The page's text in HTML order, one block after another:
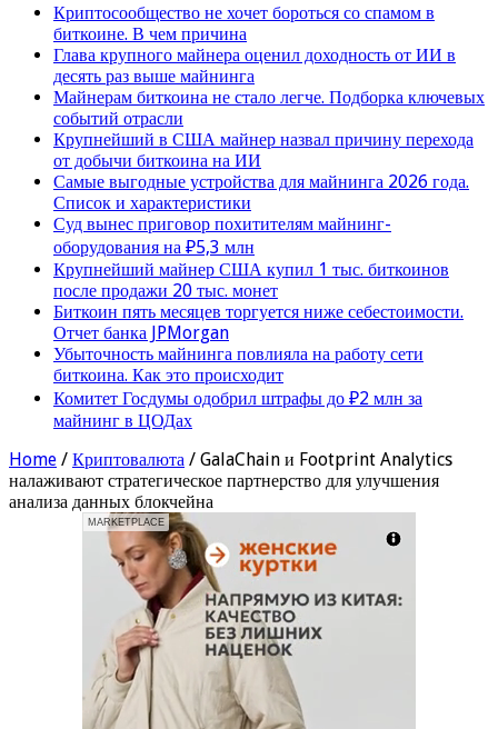
Криптосообщество не хочет бороться со спамом в
биткоине. В чем причина
Глава крупного майнера оценил доходность от ИИ в
десять раз выше майнинга
Майнерам биткоина не стало легче. Подборка ключевых
событий отрасли
Крупнейший в США майнер назвал причину перехода
от добычи биткоина на ИИ
Самые выгодные устройства для майнинга 2026 года.
Список и характеристики
Суд вынес приговор похитителям майнинг-
оборудования на ₽5,3 млн
Крупнейший майнер США купил 1 тыс. биткоинов
после продажи 20 тыс. монет
Биткоин пять месяцев торгуется ниже себестоимости.
Отчет банка JPMorgan
Убыточность майнинга повлияла на работу сети
биткоина. Как это происходит
Комитет Госдумы одобрил штрафы до ₽2 млн за
майнинг в ЦОДах
Home / Криптовалюта / GalaChain и Footprint Analytics
налаживают стратегическое партнерство для улучшения
анализа данных блокчейна
MARKETPLACE